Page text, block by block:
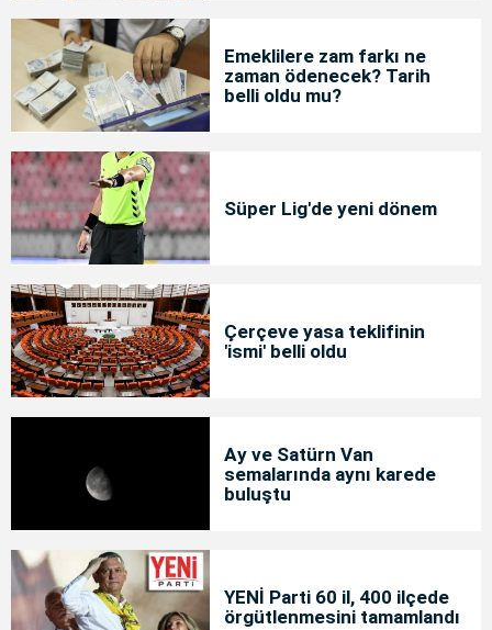
Emeklilere zam farkı ne
zaman ödenecek? Tarih
belli oldu mu?
Süper Lig'de yeni dönem
Çerçeve yasa teklifinin
'ismi' belli oldu
Ay ve Satürn Van
semalarında aynı karede
buluştu
YENİ Parti 60 il, 400 ilçede
örgütlenmesini tamamlandı